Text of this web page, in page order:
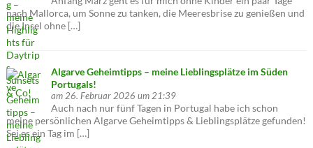
nach Mallorca, um Sonne zu tanken, die Meeresbrise zu genießen und
die Insel ohne […]
Algarve Geheimtipps – meine Lieblingsplätze im Süden
Portugals!
am 26. Februar 2026 um 21:39
Auch nach nur fünf Tagen in Portugal habe ich schon
meine persönlichen Algarve Geheimtipps & Lieblingsplätze gefunden!
Sei es ein Tag im […]